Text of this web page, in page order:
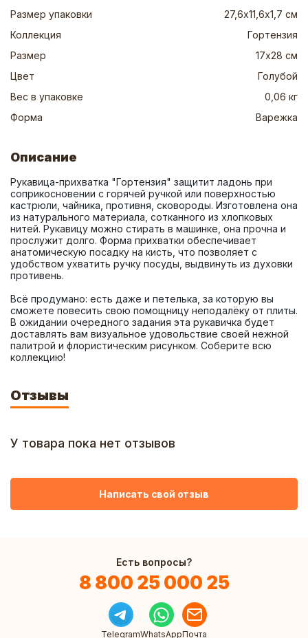
Размер упаковки
27,6х11,6х1,7 см
Коллекция
Гортензия
Размер
17х28 см
Цвет
Голубой
Вес в упаковке
0,06 кг
Форма
Варежка
Описание
Рукавица-прихватка "Гортензия" защитит ладонь при
соприкосновении с горячей ручкой или поверхностью
кастрюли, чайника, противня, сковороды. Изготовлена она
из натурального материала, сотканного из хлопковых
нитей. Рукавицу можно стирать в машинке, она прочна и
прослужит долго. Форма прихватки обеспечивает
анатомическую посадку на кисть, что позволяет с
удобством ухватить ручку посуды, выдвинуть из духовки
Всё продумано: есть даже и петелька, за которую вы
сможете повесить свою помощницу неподалёку от плиты.
В ожидании очередного задания эта рукавичка будет
доставлять вам визуальное удовольствие своей нежной
палитрой и флористическим рисунком. Соберите всю
коллекцию!
Отзывы
У товара пока нет отзывов
Написать свой отзыв
Есть вопросы?
8 800 25 000 25
TelegramWhatsAppПочта